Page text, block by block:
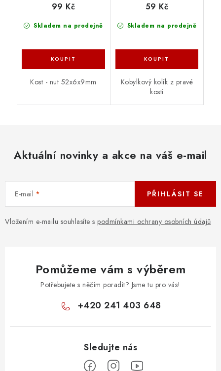
Skladem na prodejně
99 Kč
Kost - nut 52x6x9mm
Skladem na prodejně
59 Kč
Kobylkový kolík z pravé
kosti
Aktuální novinky a akce na váš e-mail
E-mail
Vložením e-mailu souhlasíte s podmínkami ochrany osobních údajů
PŘIHLÁSIT SE
Pomůžeme vám s výběrem
Potřebujete s něčím poradit? Jsme tu pro vás!
+420 241 403 648